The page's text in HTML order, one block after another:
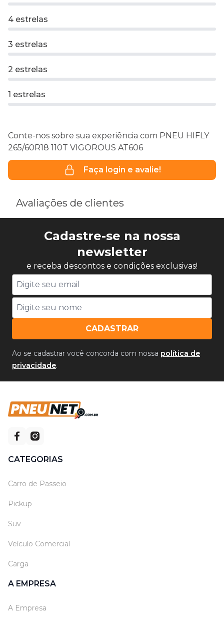
4 estrelas
3 estrelas
2 estrelas
1 estrelas
Conte-nos sobre sua experiência com PNEU HIFLY
265/60R18 110T VIGOROUS AT606
Faça login e avalie!
Avaliações de clientes
Cadastre-se na nossa
newsletter
e receba descontos e condições exclusivas!
CADASTRAR
Ao se cadastrar você concorda com nossa política de
privacidade.
CATEGORIAS
Carro de Passeio
Pickup
Suv
Veículo Comercial
Carga
A EMPRESA
A Empresa